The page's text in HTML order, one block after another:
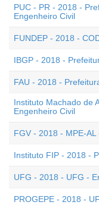
PUC - PR - 2018 -
Engenheiro Civil
FUNDEP - 2018 -
IBGP - 2018 -
FAU - 2018 -
Instituto Machado de
Engenheiro Civil
FGV - 2018 - MPE-
Instituto FIP - 2018 -
UFG - 2018 - UFG -
PROGEPE - 2018 -